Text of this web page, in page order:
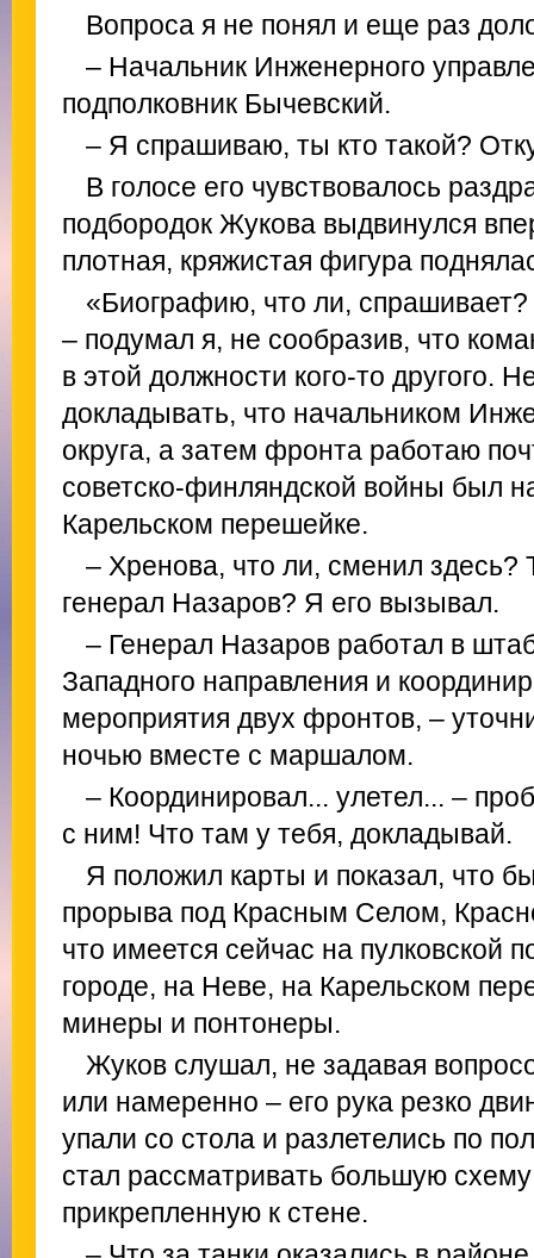
Вопроса я не понял и еще раз
– Начальник Инженерного
подполковник Бычевский.
– Я спрашиваю, ты кто такой?
В голосе его чувствовалось
подбородок Жукова выдвинулся
плотная, кряжистая фигура
«Биографию, что ли,
– подумал я, не сообразив, что
в этой должности кого-то другого.
докладывать, что начальником
округа, а затем фронта работаю
советско-финляндской войны был
Карельском перешейке.
– Хренова, что ли, сменил здесь?
генерал Назаров? Я его вызывал.
– Генерал Назаров работал в
Западного направления и
мероприятия двух фронтов, –
ночью вместе с маршалом.
– Координировал... улетел... –
с ним! Что там у тебя, докладывай.
Я положил карты и показал, что
прорыва под Красным Селом,
что имеется сейчас на пулковской
городе, на Неве, на Карельском
минеры и понтонеры.
Жуков слушал, не задавая
или намеренно – его рука резко
упали со стола и разлетелись по
стал рассматривать большую
прикрепленную к стене.